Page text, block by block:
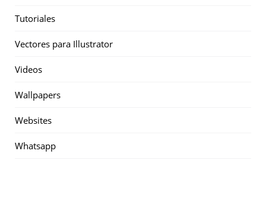
Tutoriales
Vectores para Illustrator
Videos
Wallpapers
Websites
Whatsapp